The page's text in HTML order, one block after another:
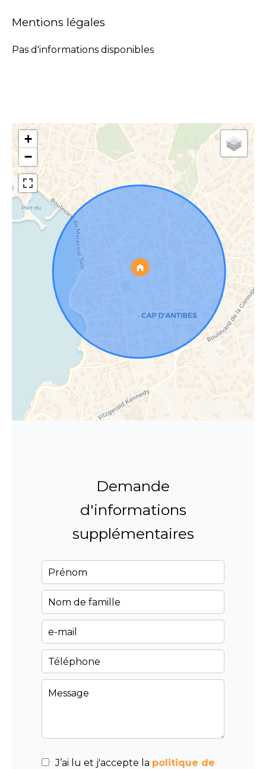
Mentions légales
Pas d'informations disponibles
+
−
Demande
d'informations
supplémentaires
J’ai lu et j'accepte la politique de